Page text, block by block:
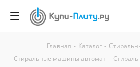
Главная - Каталог -
Стиральные машины автомат -